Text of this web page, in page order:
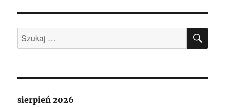
Szukaj:
sierpień 2026